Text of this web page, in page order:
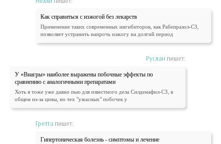
Как справиться с изжогой без лекарств
Применение таких современных ингибиторов, как Рабепразол-СЗ,
позволяет устранить напрочь изжогу на долгий период
Руслан пишет:
У «Виагры» наиболее выражены побочные эффекты по
сравнению с аналогичными препаратами
Хоть я тоже уже давно пью для известного дела Силденафил-СЗ, в
общем из-за цены, но тех "ужасных" побочек у
Гретта пишет:
Гипертоническая болезнь - симптомы и лечение